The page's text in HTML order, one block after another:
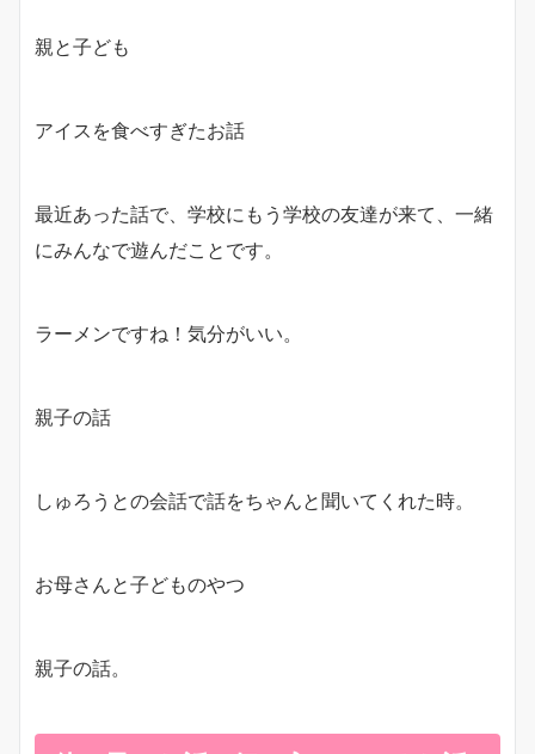
親と子ども
アイスを食べすぎたお話
最近あった話で、学校にもう学校の友達が来て、一緒
にみんなで遊んだことです。
ラーメンですね！気分がいい。
親子の話
しゅろうとの会話で話をちゃんと聞いてくれた時。
お母さんと子どものやつ
親子の話。